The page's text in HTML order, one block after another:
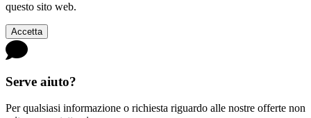
questo sito web.
Accetta
Serve aiuto?
Per qualsiasi informazione o richiesta riguardo alle nostre offerte non